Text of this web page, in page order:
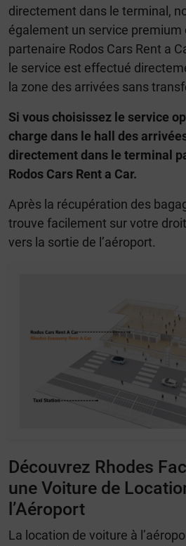
directement dans le terminal,
également un service premium
partenaire Rodos Cars Rent a
le service est effectué
la zone des arrivées sans
Si vous choisissez le service
charge dans le hall des
directement dans le terminal
Rodos Cars Rent a Car.
Après la récupération des
trouve facilement sur votre
vers la sortie de l’aéroport.
Découvrez Rhodes
une Voiture de
l’Aéroport
La location de voiture à